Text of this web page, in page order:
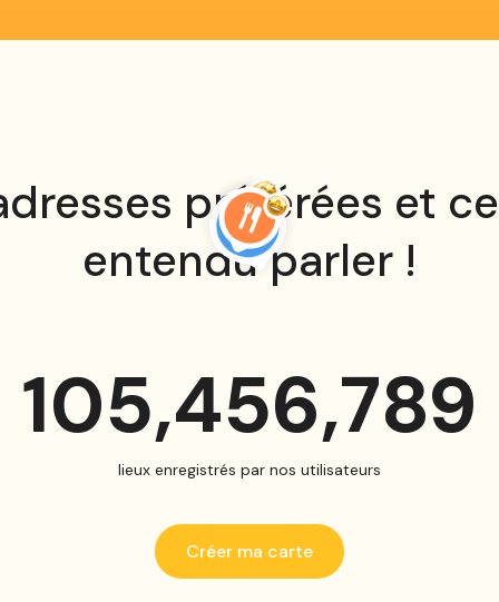
préférées et
entendu parler !
105,456,789
lieux enregistrés par nos utilisateurs
Créer ma carte